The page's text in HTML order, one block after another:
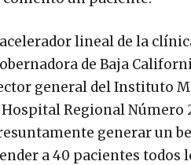
lineal de la
de Baja
general del Instituto
Regional
generar un
a 40 pacientes